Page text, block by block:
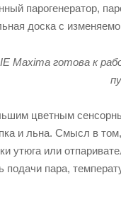
парогенератор,
доска с
Maxima готова к
цветным
и льна. Смысл в
утюга или
подачи пара,